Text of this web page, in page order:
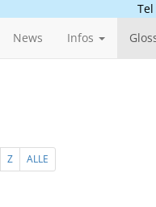
News Infos
Z ALLE